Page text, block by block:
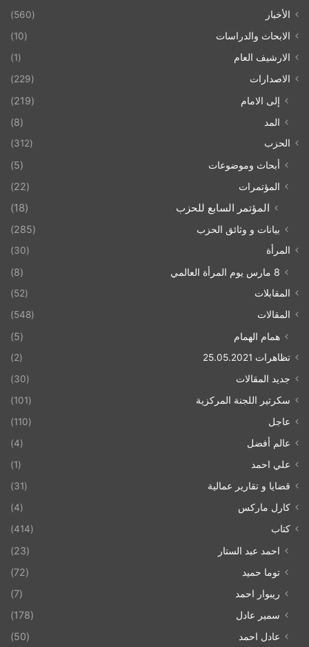
الأخبار
(560)
الابحاث والدراسات
(10)
الارشيف العام
(1)
الاصدارات
(229)
إلى الامام
(219)
المد
(8)
الحزب (312)
أبحاث وموضوعات
(5)
المؤتمرات
(22)
المؤتمر السابع للحزب (18)
بيانات و وثائق الحزب (285)
المرأة (30)
8 مارس يوم المرأة العالمي (8)
المقابلات
(52)
المقالات
(548)
همام الهمام (5)
تظاهرات 25.05.2021
(2)
جديد المقالات
(30)
سكرتير اللجنة المركزية
(101)
عاجل
(110)
عالم أفضل
(4)
علي احمد
(1)
قضايا و تقارير عمالية
(31)
كارل ماركس
(4)
كتاب
(414)
احمد عبد الستار
(23)
توما حميد
(72)
ريبوار احمد
(7)
سمير عادل
(178)
عادل احمد
(50)